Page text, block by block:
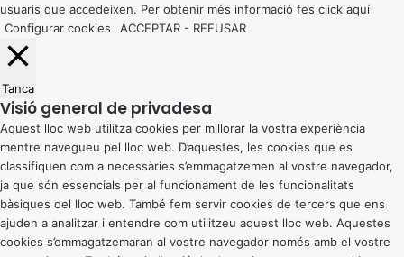
usuaris que accedeixen. Per obtenir més informació fes click aquí
Configurar cookies
ACCEPTAR - REFUSAR
Tanca
Visió general de privadesa
Aquest lloc web utilitza cookies per millorar la vostra experiència
mentre navegueu pel lloc web. D’aquestes, les cookies que es
classifiquen com a necessàries s’emmagatzemen al vostre navegador,
ja que són essencials per al funcionament de les funcionalitats
bàsiques del lloc web. També fem servir cookies de tercers que ens
ajuden a analitzar i entendre com utilitzeu aquest lloc web. Aquestes
cookies s’emmagatzemaran al vostre navegador només amb el vostre